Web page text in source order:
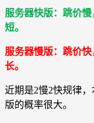
服务器快版：跳价
短。
服务器慢版：跳价
长。
近期是2慢2快规律
版的概率很大。